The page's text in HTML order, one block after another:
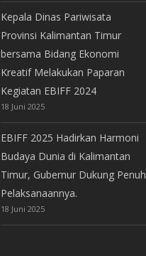
Kepala Dinas Pariwisata
Provinsi Kalimantan Timur
bersama Bidang Ekonomi
Kreatif Melakukan Paparan
Kegiatan EBIFF 2024
18 Juni 2025
EBIFF 2025 Hadirkan Harmoni
Budaya Dunia di Kalimantan
Timur, Gubernur Dukung Penuh
Pelaksanaannya.
18 Juni 2025